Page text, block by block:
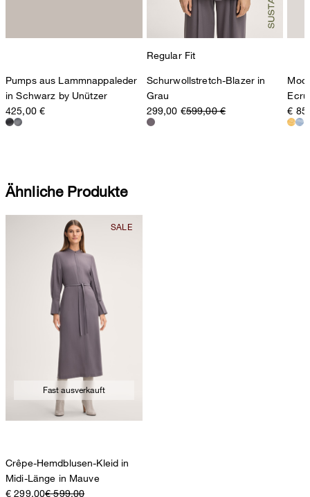
Pumps aus Lammnappaleder
in Schwarz by Unützer
425,00 €
Regular Fit
Schurwollstretch-Blazer in
Grau
299,00 €599,00 €
Ecru
€
Ähnliche Produkte
Fast ausverkauft
Crêpe-Hemdblusen-Kleid in
Midi-Länge in Mauve
€ 299.00€ 599.00